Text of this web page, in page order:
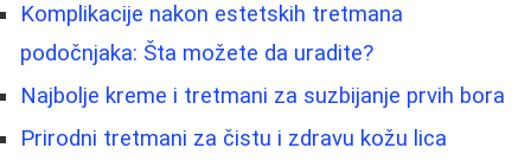
Komplikacije nakon estetskih tretmana
podočnjaka: Šta možete da uradite?
Najbolje kreme i tretmani za suzbijanje prvih bora
Prirodni tretmani za čistu i zdravu kožu lica